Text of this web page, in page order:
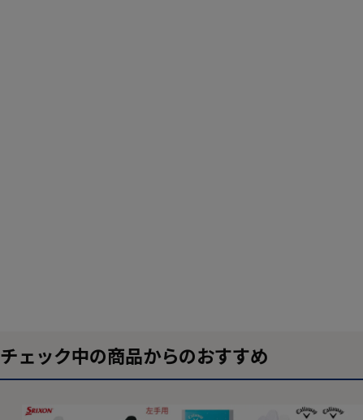
チェック中の商品からのおすすめ